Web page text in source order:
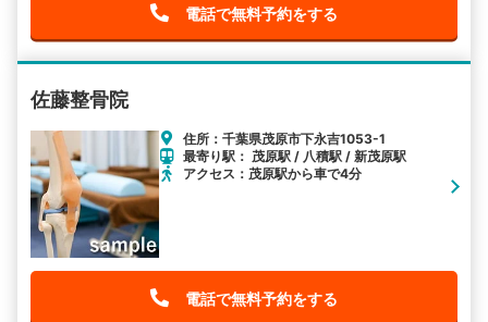
電話で無料予約をする
佐藤整骨院
住所：千葉県茂原市下永吉1053-1
最寄り駅： 茂原駅 / 八積駅 / 新茂原駅
アクセス：茂原駅から車で4分
電話で無料予約をする